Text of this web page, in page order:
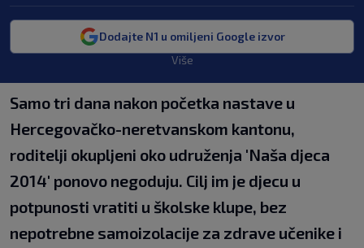
Dodajte N1 u omiljeni Google izvor
Više
Samo tri dana nakon početka nastave u
Hercegovačko-neretvanskom kantonu,
roditelji okupljeni oko udruženja 'Naša djeca
2014' ponovo negoduju. Cilj im je djecu u
potpunosti vratiti u školske klupe, bez
nepotrebne samoizolacije za zdrave učenike i